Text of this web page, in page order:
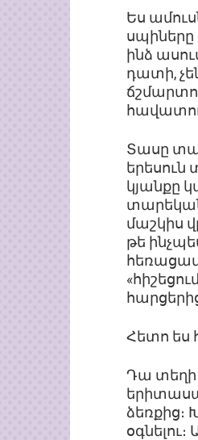
Ես
սպիները
ինձ
դատի,
Տասը
երեսուն
կյանքը
տարեկան
մաշկիս
թե
Հետո ես
Դա տեղի
ձեռքից։